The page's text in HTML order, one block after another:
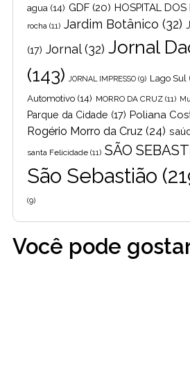
agua (14) GDF (20) HOSPITAL DOS
rocha (11) Jardim Botânico (32)
(17) Jornal(32) Jornal
(143)
JORNAL IMPRESSO (9) Lago Sul
Automotivo (14) MORRO DA CRUZ (11)
Parque da Cidade (17) Poliana
Rogério Morro da Cruz (24)
santa Felicidade (11) SÃO
São Sebastião
(9)
Você pode